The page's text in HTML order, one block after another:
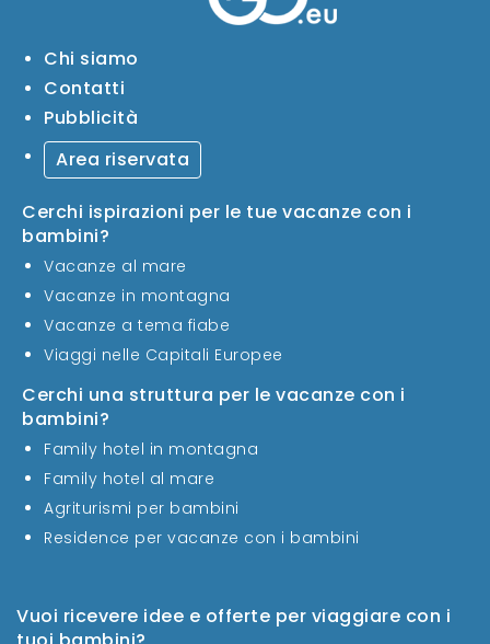
Vuoi ricevere idee e offerte per viaggiare con i
Chi siamo
Contatti
Pubblicità
Area riservata
Cerchi ispirazioni per le tue vacanze con i
bambini?
Vacanze al mare
Vacanze in montagna
Vacanze a tema fiabe
Viaggi nelle Capitali Europee
Cerchi una struttura per le vacanze con i
bambini?
Family hotel in montagna
Family hotel al mare
Agriturismi per bambini
Residence per vacanze con i bambini